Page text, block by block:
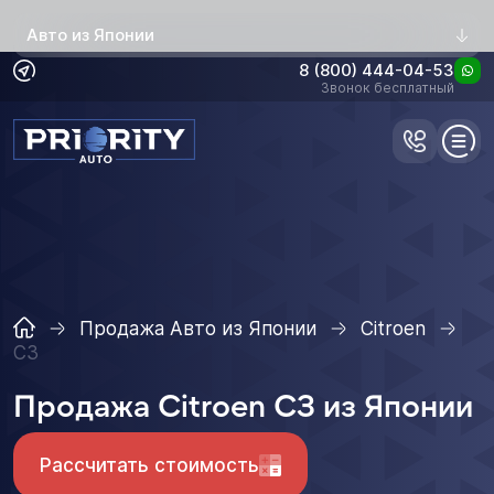
Авто из Японии
8 (800) 444-04-53
Звонок бесплатный
Продажа Авто из Японии
Citroen
C3
Продажа Citroen C3 из Японии
Рассчитать стоимость